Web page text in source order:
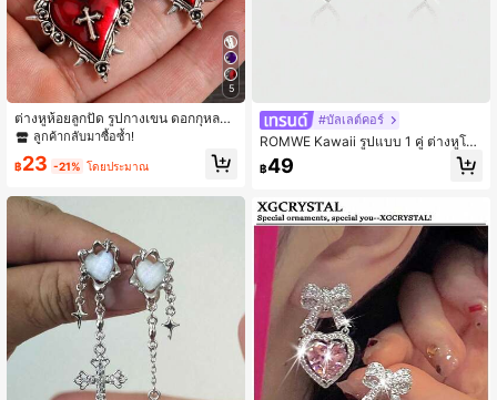
4.90 18K ผู้ติดตาม
4.90 18K ผู้ติดตาม
5
ต่างหูห้อยลูกปัด รูปกางเขน ดอกกุหลาบ
โบว์ หนาม ย้อนยุค สไตล์ Y2K สีเข้มโก
ธิก สำหรับสตรี
ลูกค้ากลับมาซื้อซ้ำ!
฿23 -21% โดยประมาณ
#บัลเลต์คอร์
ROMWE Kawaii รูปแบบ 1 คู่ ต่างหูโบ
ว์สีชมพูรูปหัวใจ สำหรับผู้หญิง สวมใส่ป
ระจำวัน วันวาเลนไทน์ แม่ วันแม่ ของข
฿49